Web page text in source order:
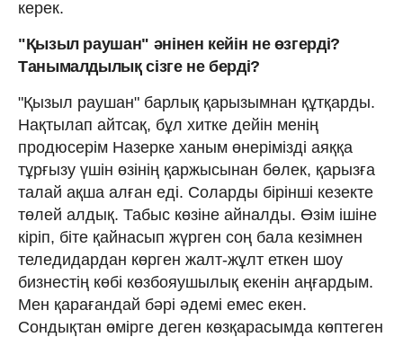
керек.
"Қызыл раушан" әнінен кейін не өзгерді?
Танымалдылық сізге не берді?
"Қызыл раушан" барлық қарызымнан құтқарды.
Нақтылап айтсақ, бұл хитке дейін менің
продюсерім Назерке ханым өнерімізді аяққа
тұрғызу үшін өзінің қаржысынан бөлек, қарызға
талай ақша алған еді. Соларды бірінші кезекте
төлей алдық. Табыс көзіне айналды. Өзім ішіне
кіріп, біте қайнасып жүрген соң бала кезімнен
теледидардан көрген жалт-жұлт еткен шоу
бизнестің көбі көзбояушылық екенін аңғардым.
Мен қарағандай бәрі әдемі емес екен.
Сондықтан өмірге деген көзқарасымда көптеген